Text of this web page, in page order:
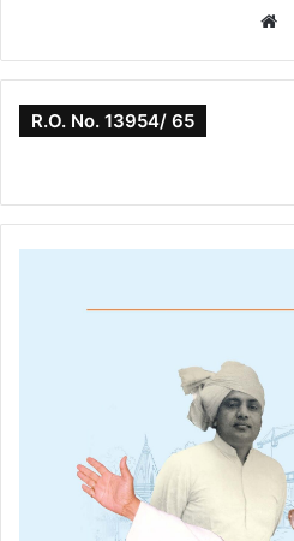
R.O. No. 13954/ 65